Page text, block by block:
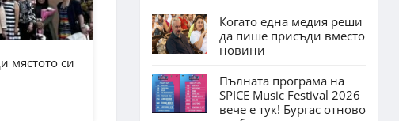
мястото си
Когато една медия реши
да пише присъди вместо
новини
Пълната програма на
SPICE Music Festival 2026
вече е тук! Бургас отново